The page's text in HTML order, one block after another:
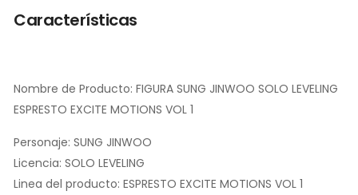
Características
Nombre de Producto: FIGURA SUNG JINWOO SOLO LEVELING
ESPRESTO EXCITE MOTIONS VOL 1
Personaje: SUNG JINWOO
Licencia: SOLO LEVELING
Linea del producto: ESPRESTO EXCITE MOTIONS VOL 1